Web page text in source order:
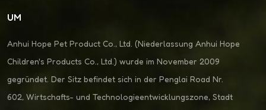
UM
Anhui Hope Pet Product Co., Ltd. (Niederlassung Anhui Hope
Children's Products Co., Ltd.) wurde im November 2009
gegründet. Der Sitz befindet sich in der Penglai Road Nr.
602, Wirtschafts- und Technologieentwicklungszone, Stadt